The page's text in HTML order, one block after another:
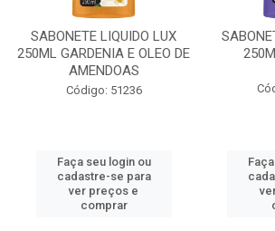
SABONETE LIQUIDO LUX
250ML GARDENIA E OLEO DE
AMENDOAS
Código: 51236
Faça seu login ou
cadastre-se para
ver preços e
comprar